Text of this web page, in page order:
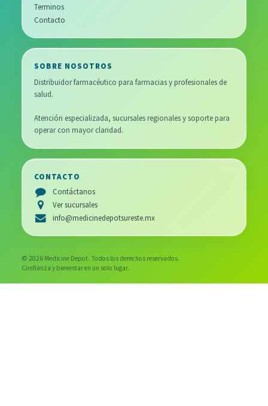
Terminos
Contacto
SOBRE NOSOTROS
Distribuidor farmacéutico para farmacias y profesionales de
salud.
Atención especializada, sucursales regionales y soporte para
operar con mayor claridad.
CONTACTO
Contáctanos
Ver sucursales
info@medicinedepotsureste.mx
© 2026 Medicine Depot. Todos los derechos reservados.
Confianza y bienestar en un solo lugar.